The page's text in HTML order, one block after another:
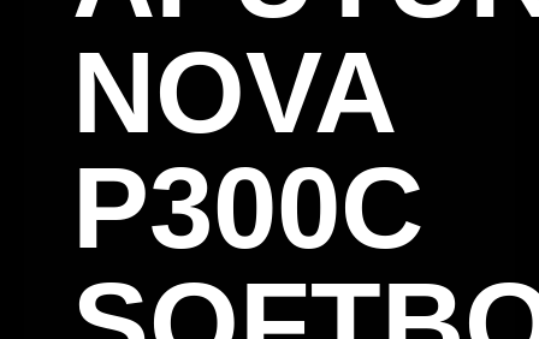
NOVA
P300C